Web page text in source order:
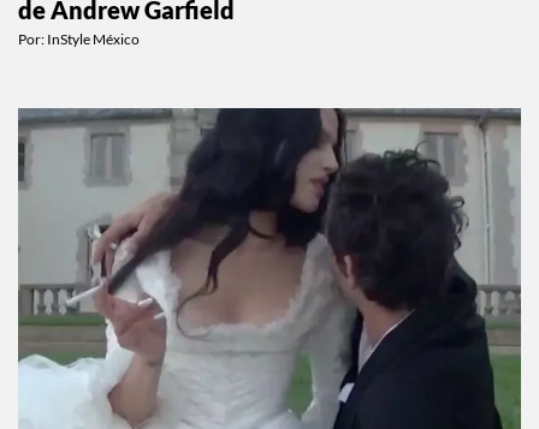
de Andrew Garfield
Por: InStyle México